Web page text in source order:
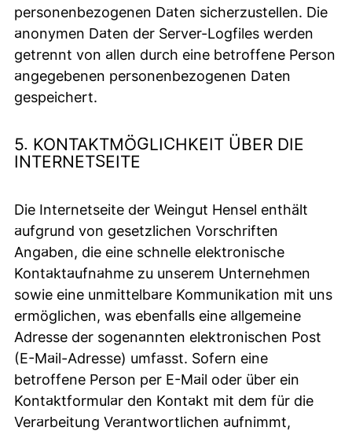
personenbezogenen Daten sicherzustellen. Die
anonymen Daten der Server-Logfiles werden
getrennt von allen durch eine betroffene Person
angegebenen personenbezogenen Daten
gespeichert.
5. KONTAKTMÖGLICHKEIT ÜBER DIE
INTERNETSEITE
Die Internetseite der Weingut Hensel enthält
aufgrund von gesetzlichen Vorschriften
Angaben, die eine schnelle elektronische
Kontaktaufnahme zu unserem Unternehmen
sowie eine unmittelbare Kommunikation mit uns
ermöglichen, was ebenfalls eine allgemeine
Adresse der sogenannten elektronischen Post
(E-Mail-Adresse) umfasst. Sofern eine
betroffene Person per E-Mail oder über ein
Kontaktformular den Kontakt mit dem für die
Verarbeitung Verantwortlichen aufnimmt,